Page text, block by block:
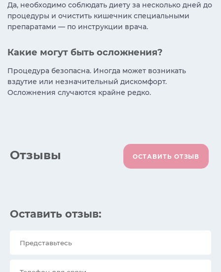
Да, необходимо соблюдать диету за несколько дней до
процедуры и очистить кишечник специальными
препаратами — по инструкции врача.
Какие могут быть осложнения?
Процедура безопасна. Иногда может возникать
вздутие или незначительный дискомфорт.
Осложнения случаются крайне редко.
Отзывы ОСТАВИТЬ ОТЗЫВ
Оставить отзыв: